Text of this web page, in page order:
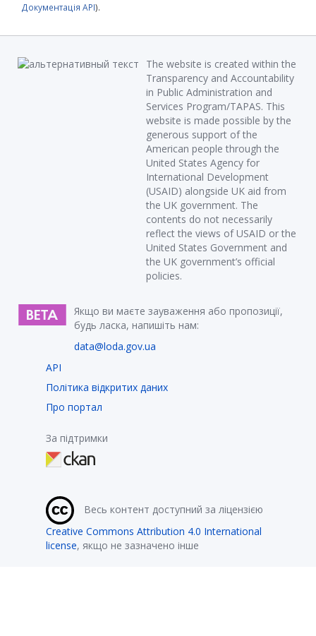
Документація API).
The website is created within the
Transparency and Accountability
in Public Administration and
Services Program/TAPAS. This
website is made possible by the
generous support of the
American people through the
United States Agency for
International Development
(USAID) alongside UK aid from
the UK government. The
contents do not necessarily
reflect the views of USAID or the
United States Government and
the UK government’s official
policies.
Якщо ви маєте зауваження або пропозиції,
будь ласка, напишіть нам:
data@loda.gov.ua
API
Політика відкритих даних
Про портал
За підтримки
Весь контент доступний за ліцензією
Creative Commons Attribution 4.0 International
license, якщо не зазначено інше